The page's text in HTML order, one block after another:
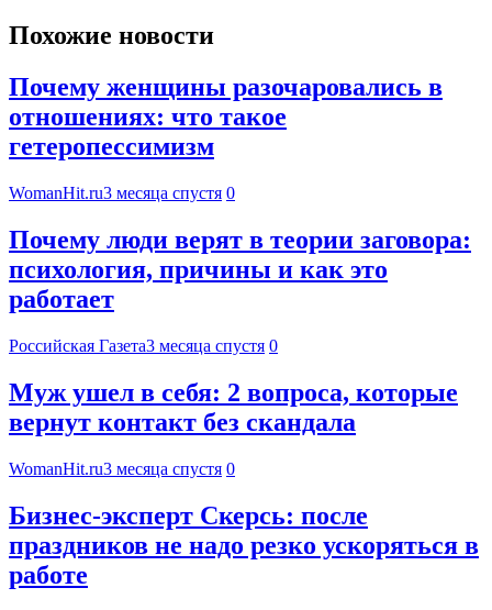
Похожие новости
Почему женщины разочаровались в
отношениях: что такое
гетеропессимизм
WomanHit.ru3 месяца спустя 0
Почему люди верят в теории заговора:
психология, причины и как это
работает
Российская Газета3 месяца спустя 0
Муж ушел в себя: 2 вопроса, которые
вернут контакт без скандала
WomanHit.ru3 месяца спустя 0
Бизнес-эксперт Скерсь: после
праздников не надо резко ускоряться в
работе